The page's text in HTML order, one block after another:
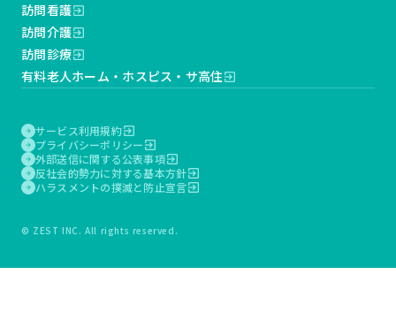
訪問看護exit_to_app
訪問介護exit_to_app
訪問診療exit_to_app
有料老人ホーム・ホスピス・サ高住exit_to_app
arrow_forward サービス利用規約exit_to_app
arrow_forward プライバシーポリシーexit_to_app
arrow_forward 外部送信に関する公表事項exit_to_app
arrow_forward 反社会的勢力に対する基本方針exit_to_app
arrow_forward ハラスメントの撲滅と防止宣言exit_to_app
© ZEST INC. All rights reserved.